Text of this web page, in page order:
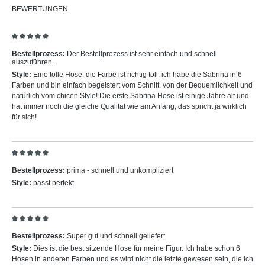
BEWERTUNGEN
Bestellprozess: Der Bestellprozess ist sehr einfach und schnell
auszuführen.
Style: Eine tolle Hose, die Farbe ist richtig toll, ich habe die Sabrina in 6
Farben und bin einfach begeistert vom Schnitt, von der Bequemlichkeit und
natürlich vom chicen Style! Die erste Sabrina Hose ist einige Jahre alt und
hat immer noch die gleiche Qualität wie am Anfang, das spricht ja wirklich
für sich!
Bestellprozess: prima - schnell und unkompliziert
Style: passt perfekt
Bestellprozess: Super gut und schnell geliefert
Style: Dies ist die best sitzende Hose für meine Figur. Ich habe schon 6
Hosen in anderen Farben und es wird nicht die letzte gewesen sein, die ich